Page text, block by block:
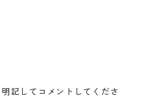
記してコメントしてくださ